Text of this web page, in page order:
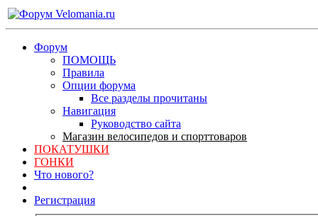
Форум
ПОМОЩЬ
Правила
Опции форума
Все разделы прочитаны
Навигация
Руководство сайта
Магазин велосипедов и спорттоваров
ПОКАТУШКИ
ГОНКИ
Что нового?
Регистрация